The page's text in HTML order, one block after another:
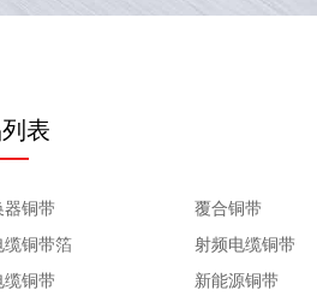
表
器铜带
覆合铜带
缆铜带箔
射频电缆铜带
缆铜带
新能源铜带